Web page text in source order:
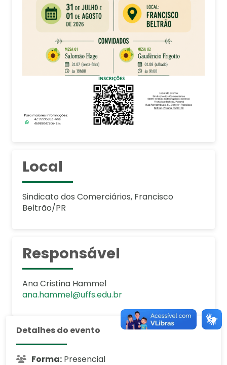
Local
Sindicato dos Comerciários, Francisco
Beltrão/PR
Responsável
Ana Cristina Hammel
ana.hammel@uffs.edu.br
Detalhes do evento
Forma: Presencial